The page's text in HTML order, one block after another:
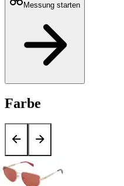
Messung starten
Farbe